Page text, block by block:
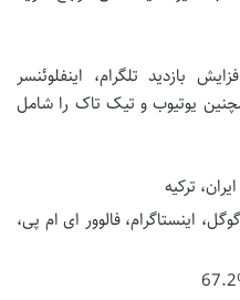
بازدید تلگرام، اینفلوئنسر
یوتیوب و تیک تاک را شامل
ترکیه
اینستاگرام، فالوور ای ام پی،